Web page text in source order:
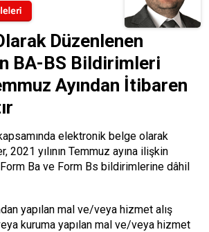
Düzenlenen
BA-BS Bildirimleri
Ayından İtibaren
elektronik belge olarak
2021 yılının Temmuz ayına ilişkin
Ba ve Form Bs bildirimlerine dâhil
yapılan mal ve/veya hizmet alış
kuruma yapılan mal ve/veya hizmet